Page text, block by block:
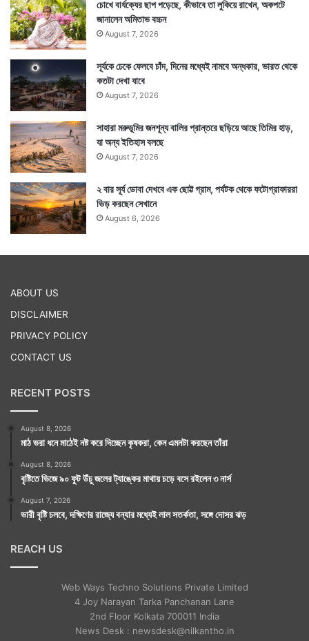
চোখে বার্ধক্যের ছাপ পড়েছে, কীভাবে তা লুকিয়ে রাখেন, অকপটে
জানালেন অমিতাভ বচ্চন
August 7, 2026
সূর্যকে ঢেকে ফেলবে চাঁদ, দিনের মধ্যেই নামবে অন্ধকার, ভারত থেকে
কতটা দেখা যাবে
August 7, 2026
সাহারা মরুভূমির জনশূন্য বালির প্রান্তরে ছড়িয়ে আছে তিমির হাড়,
যা অন্য ইতিহাস বলছে
August 7, 2026
২ বার সূর্য ডোবা দেখবে এক ছোট্ট গ্রাম, পর্যটক থেকে ফটোগ্রাফাররা
ভিড় করছেন সেখানে
August 6, 2026
ABOUT US
DISCLAIMER
PRIVACY POLICY
CONTACT US
RECENT POSTS
August 8, 2026
মাঠ ভরা ধনে মাঠেই নষ্ট করে দিচ্ছেন কৃষকরা, কেন এমনটা করছেন তাঁরা
August 8, 2026
বৃষ্টিতে ভিজে ৯০ ফুট উঁচু জলের ট্যাঙ্কের মাথায় চড়ে বসে রইলেন ৩ নার্স
August 7, 2026
ভারী বৃষ্টি চলবে, দক্ষিণের রাজ্যে বন্যার মধ্যেই লাল সতর্কতা, সঙ্গে দোসর ঝড়
REACH US
Web Ways Techno Solutions Private Limited
4 Joy Narayan Tarka Panchanan Lane
2nd Floor Kolkata 700011 India
News Desk : newsdesk@nilkantho.in